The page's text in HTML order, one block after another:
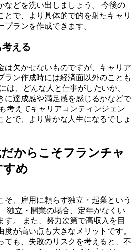
どを洗い出しましょう。
今後の
とで、より具体的で的を射たキャリ
ランを作成できます。
える
は欠かせないものですが、キャリア
ラン作成時には経済面以外のことも
は、どんな人と仕事がしたいか、
に達成感や満足感を感じるかなどで
考えてキャリアコンティンジェン
とで、より豊かな人生になるでしょ
からこそフランチャ
すめ
そ、雇用に頼らず独立・起業という
独立・開業の場合、定年がなくい
す。 また、努力次第で高収入を目
が高い点も大きなメリットです。
ても、失敗のリスクを考えると、不